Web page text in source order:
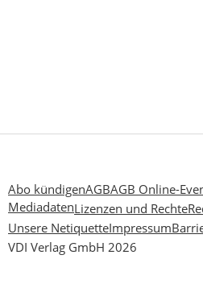
Abo kündigenAGBAGB Online-
MediadatenLizenzen und Rechte
Unsere NetiquetteImpressum
VDI Verlag GmbH 2026